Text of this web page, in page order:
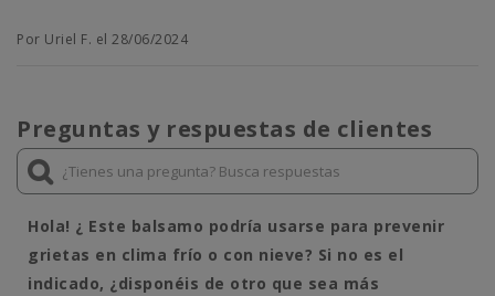
Por Uriel F. el 28/06/2024
Preguntas y respuestas de clientes
Hola! ¿ Este balsamo podría usarse para prevenir
grietas en clima frío o con nieve? Si no es el
indicado, ¿disponéis de otro que sea más